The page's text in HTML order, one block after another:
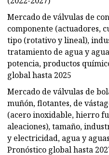
Mercado de válvulas de
componente (actuadores,
tipo (rotativo y lineal),
tratamiento de agua y
potencia, productos
global hasta 2025
Mercado de válvulas de
muñón, flotantes, de
(acero inoxidable, hierro
aleaciones), tamaño,
y electricidad, agua y
Pronóstico global hasta